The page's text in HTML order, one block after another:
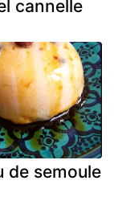
cannelle
de semoule